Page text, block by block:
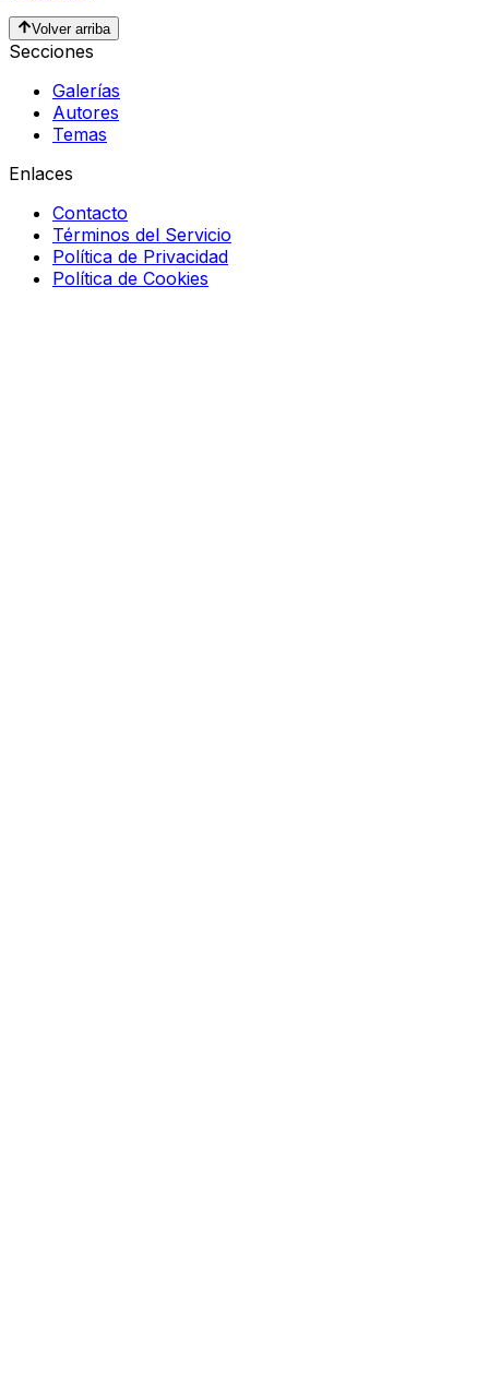
Volver arriba
Secciones
Galerías
Autores
Temas
Enlaces
Contacto
Términos del Servicio
Política de Privacidad
Política de Cookies